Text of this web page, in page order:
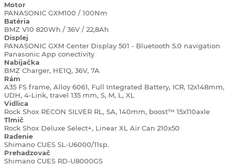
Motor
PANASONIC GXM100 / 100Nm
Batéria
BMZ V10 820Wh / 36V / 22,8Ah
Displej
PANASONIC GXM Center Display 501 - Bluetooth 5.0 navigation
Panasonic App conectivity
Nabíjačka
BMZ Charger, HE1Q, 36V, 7A
Rám
A35 FS frame, Alloy 6061, Full Integrated Battery, ICR, 12x148mm,
UDH, 4-Link, travel 135 mm, S, M, L, XL
Vidlica
Rock Shox RECON SILVER RL, SA, 140mm, boost™ 15x110axle
Tlmič
Rock Shox Deluxe Select+, Linear XL Air Can 210x50
Radenie
Shimano CUES SL-U6000/11sp.
Prehadzovač
Shimano CUES RD-U8000GS